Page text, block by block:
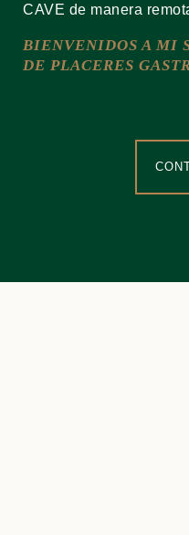
CAVE de manera
BIENVENIDOS A MI
DE PLACERES